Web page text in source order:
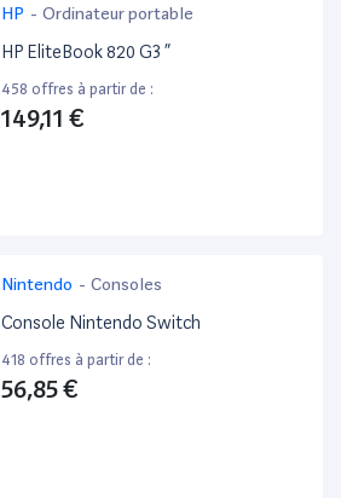
HP - Ordinateur portable
HP EliteBook 820 G3 ”
458 offres à partir de :
149,11 €
Nintendo - Consoles
Console Nintendo Switch
418 offres à partir de :
56,85 €